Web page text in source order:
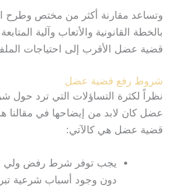
وتساعد مقارنة أكثر من مختص وطرح
بالخطة القانونية والأتعاب وآلية
قضية عضل الأقرب إلى احتياجات
شروط رفع قضية عضل
نظراً لكثرة التساؤلات التي ترد حول
عضل كان لابد من إيضاحها في
قضية عضل هي كالآتي:
يجب توفر شرط رفض ولي
دون وجود أسباب شرعية